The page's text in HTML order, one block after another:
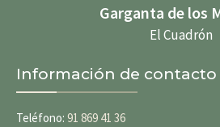
Garganta de los
El Cuadrón
Información de contacto
Teléfono: 91 869 41 36